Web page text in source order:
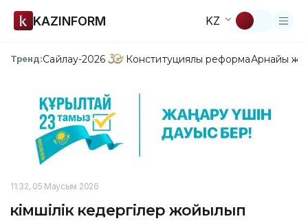
KAZINFORM KZ
Тренд:Сайлау-2026 Конституциялық реформаАрнайы
11:32, 05 Маусым 2026
Әкімшілік кедергілер жойылып